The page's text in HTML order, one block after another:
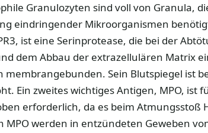
Granulozyten sind voll von Granula,
eindringender Mikroorganismen
ist eine Serinprotease, die bei der
dem Abbau der extrazellulären Matrix
membrangebunden. Sein Blutspiegel ist
Ein zweites wichtiges Antigen, MPO, ist
erforderlich, da es beim Atmungsstoß
MPO werden in entzündeten Geweben